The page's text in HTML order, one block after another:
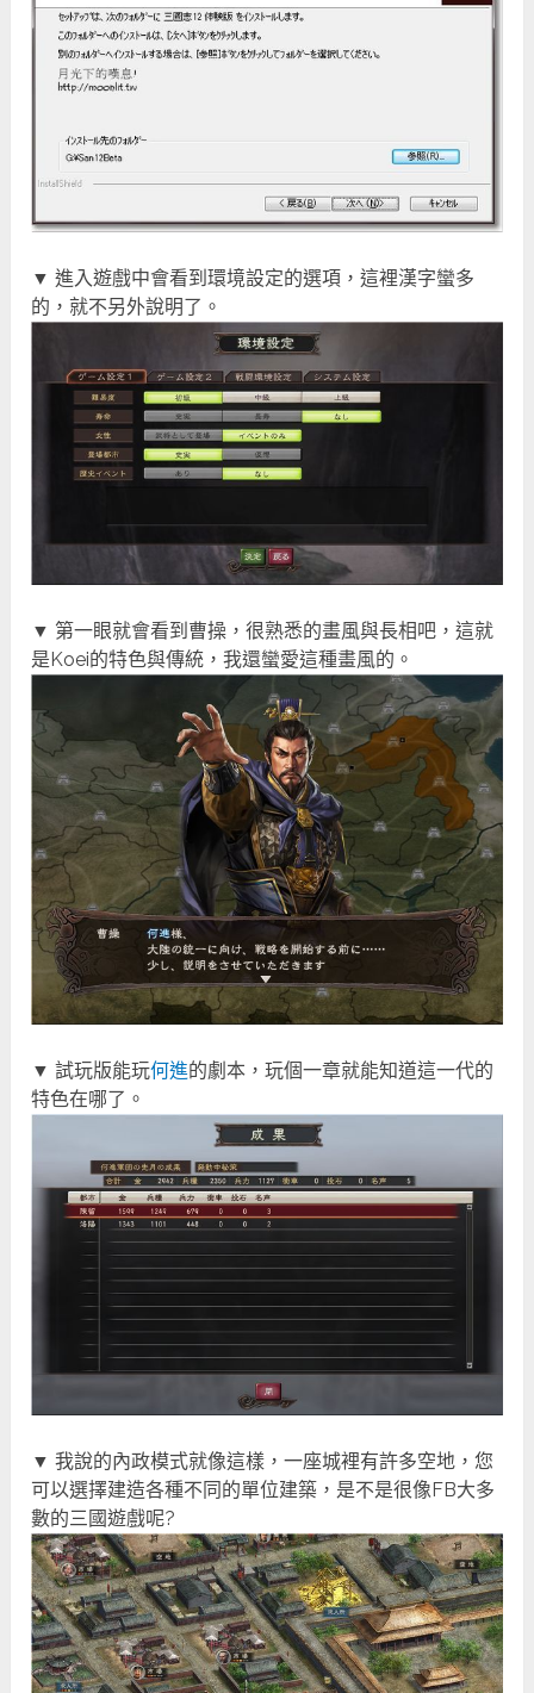
▼ 進入遊戲中會看到環境設定的選項，這裡漢字蠻多
的，就不另外說明了。
▼ 第一眼就會看到曹操，很熟悉的畫風與長相吧，這就
是Koei的特色與傳統，我還蠻愛這種畫風的。
▼ 試玩版能玩何進的劇本，玩個一章就能知道這一代的
特色在哪了。
▼ 我說的內政模式就像這樣，一座城裡有許多空地，您
可以選擇建造各種不同的單位建築，是不是很像FB大多
數的三國遊戲呢?